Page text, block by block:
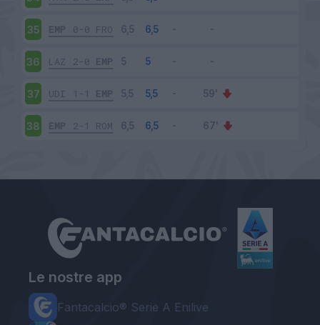
35 EMP 0-0 FRO
36 LAZ 2-0 EMP
37 UDI 1-1 EMP
38 EMP 2-1 ROM
Le nostre app
Fantacalcio® Serie A Enilive